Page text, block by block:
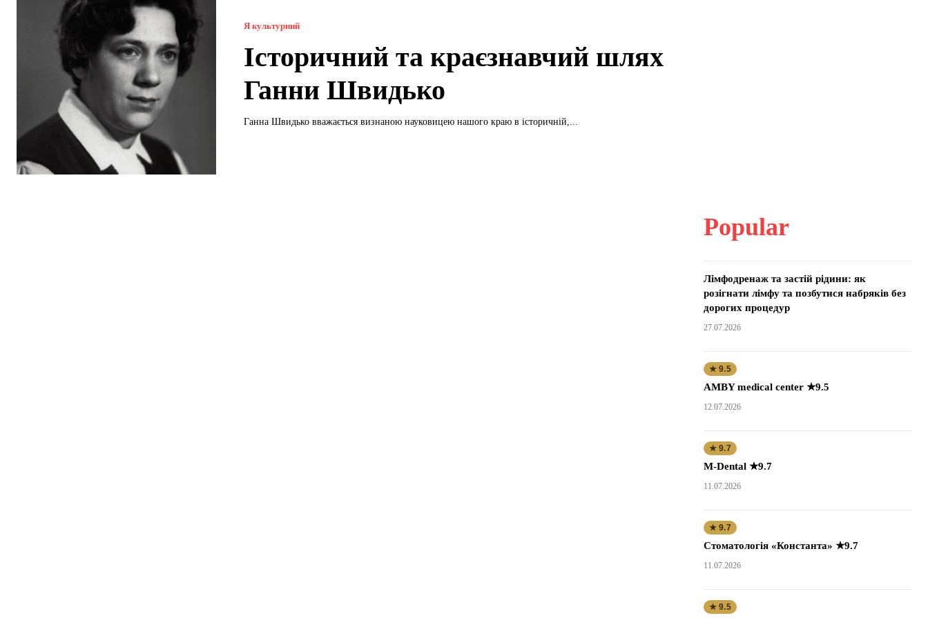
Я культурний
Історичний та краєзнавчий шлях
Ганни Швидько
Ганна Швидько вважається визнаною науковицею нашого краю в історичній,...
Popular
Лімфодренаж та застій рідини: як
розігнати лімфу та позбутися набряків без
дорогих процедур
27.07.2026
★ 9.5
AMBY medical center ★9.5
12.07.2026
★ 9.7
M-Dental ★9.7
11.07.2026
★ 9.7
Стоматологія «Константа» ★9.7
11.07.2026
★ 9.5